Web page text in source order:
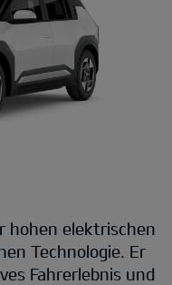
hohen elektrischen
Technologie. Er
Fahrerlebnis und